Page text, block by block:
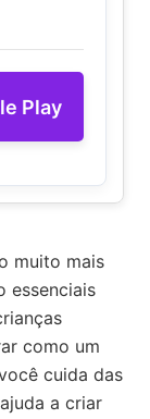
Play
muito mais
essenciais
como um
cuida das
a criar